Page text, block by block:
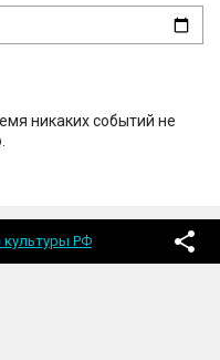
никаких событий не
культуры РФ